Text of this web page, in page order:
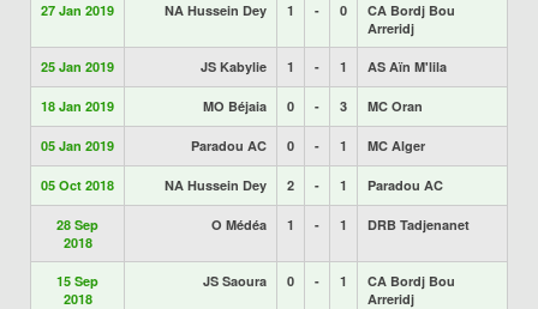
27 Jan 2019 NA Hussein Dey 1 - 0
CA Bordj Bou
Arreridj
25 Jan 2019 JS Kabylie 1 - 1 AS Aïn M'lila
18 Jan 2019 MO Béjaia 0 - 3 MC Oran
05 Jan 2019 Paradou AC 0 - 1 MC Alger
05 Oct 2018 NA Hussein Dey 2 - 1 Paradou AC
28 Sep
2018
O Médéa 1 - 1 DRB Tadjenanet
15 Sep
2018
JS Saoura 0 - 1
CA Bordj Bou
Arreridj